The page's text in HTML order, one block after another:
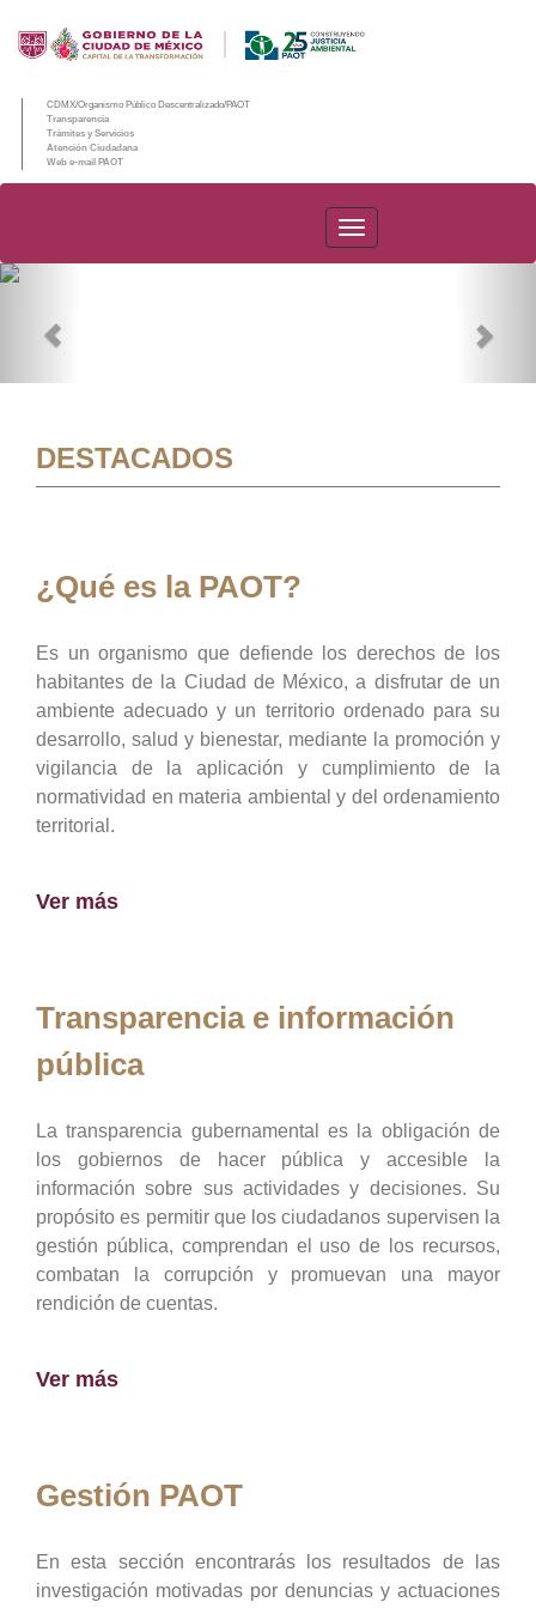
CDMX/Organismo Público Descentralizado/PAOT
Transparencia
Trámites y Servicios
Atención Ciudadana
Web e-mail PAOT
PAOT
DESTACADOS
¿Qué es la PAOT?
Es un organismo que defiende los derechos de los
habitantes de la Ciudad de México, a disfrutar de un
ambiente adecuado y un territorio ordenado para su
desarrollo, salud y bienestar, mediante la promoción y
vigilancia de la aplicación y cumplimiento de la
normatividad en materia ambiental y del ordenamiento
territorial.
Ver más
Transparencia e información
pública
La transparencia gubernamental es la obligación de
los gobiernos de hacer pública y accesible la
información sobre sus actividades y decisiones. Su
propósito es permitir que los ciudadanos supervisen la
gestión pública, comprendan el uso de los recursos,
combatan la corrupción y promuevan una mayor
rendición de cuentas.
Ver más
Gestión PAOT
En esta sección encontrarás los resultados de las
investigación motivadas por denuncias y actuaciones